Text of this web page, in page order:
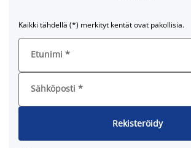
Kaikki tähdellä (*) merkityt kentät ovat pakollisia.
Etunimi *
Sähköposti *
Rekisteröidy